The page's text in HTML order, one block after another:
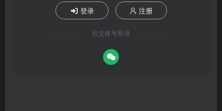
登录 注册
社交账号登录